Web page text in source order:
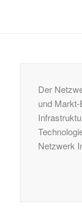
Der
und
Netzwerk